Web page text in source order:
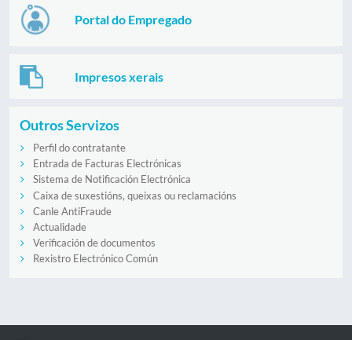
Portal do Empregado
Impresos xerais
Outros Servizos
Perfil do contratante
Entrada de Facturas Electrónicas
Sistema de Notificación Electrónica
Caixa de suxestións, queixas ou reclamacións
Canle AntiFraude
Actualidade
Verificación de documentos
Rexistro Electrónico Común